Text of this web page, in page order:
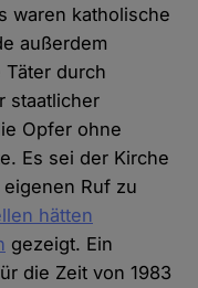
waren katholische
außerdem
durch
staatlicher
Opfer ohne
Es sei der Kirche
Ruf zu
hätten
gezeigt. Ein
die Zeit von 1983